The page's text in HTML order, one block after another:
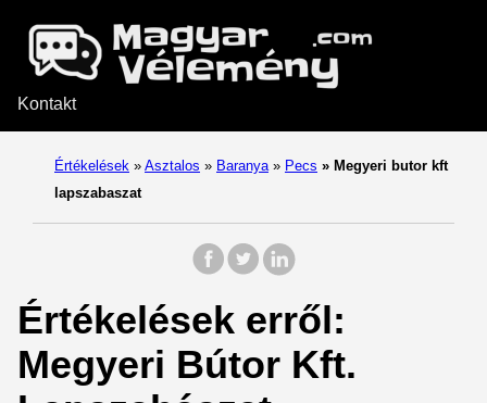
Kontakt
Értékelések » Asztalos » Baranya » Pecs » Megyeri butor kft
lapszabaszat
Értékelések erről:
Megyeri Bútor Kft.